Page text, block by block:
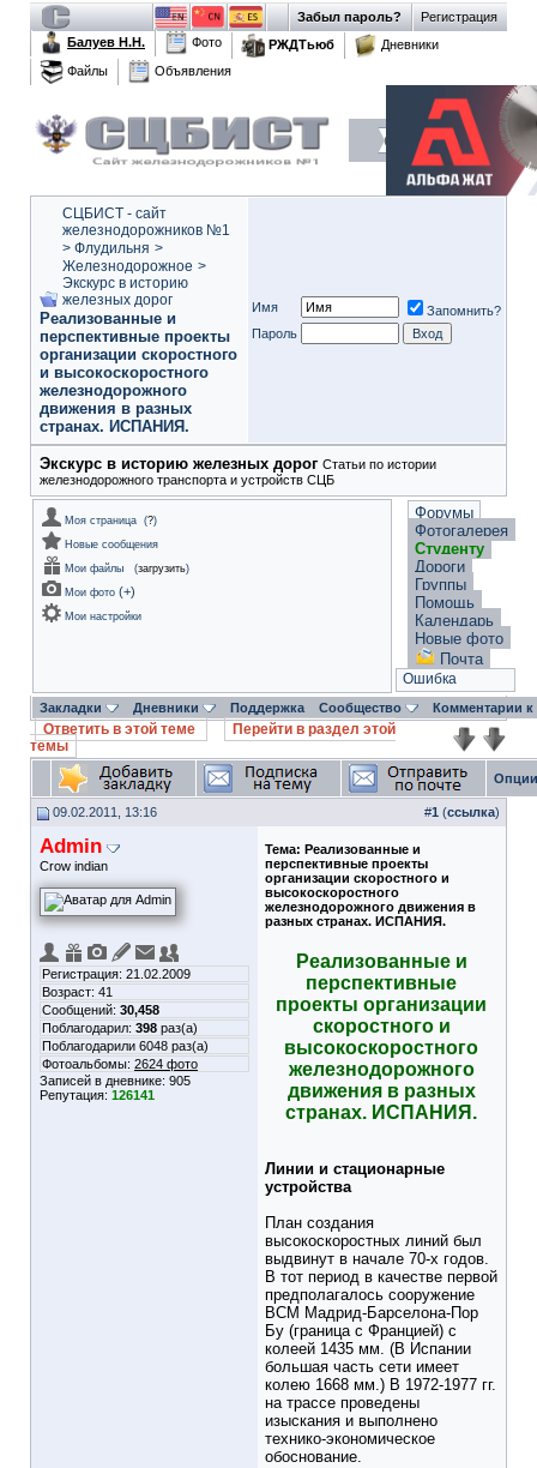
Регистрация
Забыл пароль?
Балуев Н.Н.
Фото РЖДТьюб
Дневники
Файлы
Объявления
СЦБИСТ - сайт
железнодорожников №1
> Флудильня >
Железнодорожное >
Экскурс в историю
железных дорог
Реализованные и
перспективные проекты
организации скоростного
и высокоскоростного
железнодорожного
движения в разных
странах. ИСПАНИЯ.
Имя
Запомнить?
Пароль
Экскурс в историю железных дорог Статьи по истории
железнодорожного транспорта и устройств СЦБ
Моя страница (?)
Новые сообщения
Мои файлы
(загрузить)
Мои фото (+)
Мои настройки
Форумы
Фотогалерея
Студенту
Дороги
Группы
Помощь
Календарь
Новые фото
Почта
Ошибка
Закладки Дневники Поддержка Сообщество Комментарии
Ответить в этой теме
Перейти в раздел этой
темы
09.02.2011, 13:16 #1 (ссылка)
Admin
Crow indian
Регистрация: 21.02.2009
Возраст: 41
Сообщений: 30,458
Поблагодарил: 398 раз(а)
Поблагодарили 6048 раз(а)
Фотоальбомы: 2624 фото
Записей в дневнике: 905
Репутация: 126141
Тема: Реализованные и
перспективные проекты
организации скоростного и
высокоскоростного
железнодорожного движения в
разных странах. ИСПАНИЯ.
Реализованные и
перспективные
проекты организации
скоростного и
высокоскоростного
железнодорожного
движения в разных
странах. ИСПАНИЯ.
Линии и стационарные
устройства
План создания
высокоскоростных линий был
выдвинут в начале 70-х годов.
В тот период в качестве первой
предполагалось сооружение
ВСМ Мадрид-Барселона-Пор
Бу (граница с Францией) с
колеей 1435 мм. (В Испании
большая часть сети имеет
колею 1668 мм.) В 1972-1977 гг.
на трассе проведены
изыскания и выполнено
технико-экономическое
обоснование.